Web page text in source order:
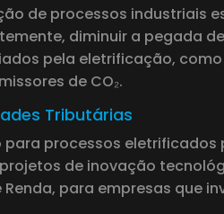
de processos industriais
diminuir a pegada
pela eletrificação,
de CO₂.
Tributárias
para processos
de inovação
para empresas que